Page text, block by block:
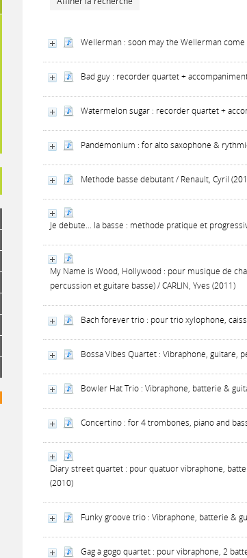
Wellerman : soon may the Wellerman
Bad guy : recorder quartet +
Watermelon sugar : recorder quartet +
Pandémonium : for alto saxophone &
Méthode basse débutant / Renault, Cyril
Je débute... la basse : méthode pratique et
My Name is Wood, Hollywood : pour musique de
percussion et guitare basse) / CARLIN, Yves (2011)
Bach forever trio : pour trio xylophone,
Bossa Vibes Quartet : Vibraphone, guitare,
Bowler Hat Trio : Vibraphone, batterie &
Concertino : for 4 trombones, piano and
Diary street quartet : pour quatuor vibraphone,
(2010)
Funky groove trio : Vibraphone, batterie &
Gag à gogo quartet : pour vibraphone, 2